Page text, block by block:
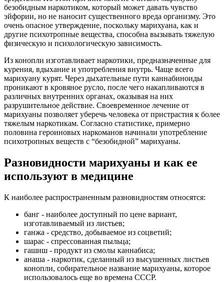
безобидным наркотиком, который может давать чувство
эйфории, но не наносит существенного вреда организму. Это
очень опасное утверждение, поскольку марихуана, как и
другие психотропные вещества, способна вызывать тяжелую
физическую и психологическую зависимость.
Из конопли изготавливает наркотики, предназначенные для
курения, вдыхание и употребления внутрь. Чаще всего
марихуану курят. Через дыхательные пути каннабиноиды
проникают в кровяное русло, после чего накапливаются в
различных внутренних органах, оказывая на них
разрушительное действие. Своевременное лечение от
марихуаны позволяет уберечь человека от пристрастия к более
тяжелым наркотикам. Согласно статистике, примерно
половина героиновых наркоманов начинали употребление
психотропных веществ с “безобидной” марихуаны.
Разновидности марихуаны и как ее
используют в медицине
К наиболее распространенным разновидностям относятся:
банг - наиболее доступный по цене вариант,
изготавливаемый из листьев;
ганжа - средство, добываемое из соцветий;
шарас - спрессованная пыльца;
гашиш - продукт из смолы каннабиса;
анаша - наркотик, сделанный из высушенных листьев
конопли, собирательное название марихуаны, которое
использовалось еще во времена СССР.